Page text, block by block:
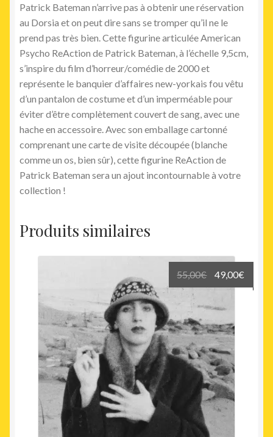
Patrick Bateman n’arrive pas à obtenir une réservation
au Dorsia et on peut dire sans se tromper qu’il ne le
prend pas très bien. Cette figurine articulée American
Psycho ReAction de Patrick Bateman, à l’échelle 9,5cm,
s’inspire du film d’horreur/comédie de 2000 et
représente le banquier d’affaires new-yorkais fou vêtu
d’un pantalon de costume et d’un imperméable pour
éviter d’être complètement couvert de sang, avec une
hache en accessoire. Avec son emballage cartonné
comprenant une carte de visite découpée (blanche
comme un os, bien sûr), cette figurine ReAction de
Patrick Bateman sera un ajout incontournable à votre
collection !
Produits similaires
55,00€
Le
prix
initial
55,00€.
49,00€
prix